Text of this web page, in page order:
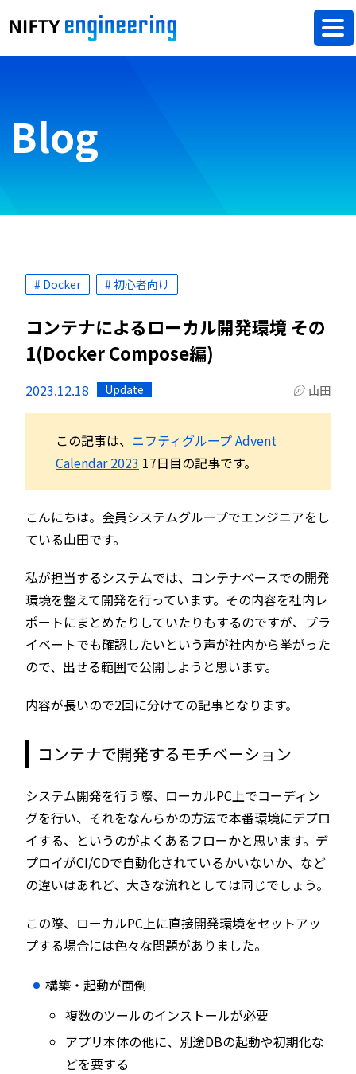
Blog
# Docker # 初心者向け
コンテナによるローカル開発環境 その
1(Docker Compose編)
2023.12.18 Update 山田
この記事は、 ニフティグループ Advent
Calendar 2023 17日目の記事です。
こんにちは。会員システムグループでエンジニアをし
ている山田です。
私が担当するシステムでは、コンテナベースでの開発
環境を整えて開発を行っています。その内容を社内レ
ポートにまとめたりしていたりもするのですが、プラ
イベートでも確認したいという声が社内から挙がった
ので、出せる範囲で公開しようと思います。
内容が長いので2回に分けての記事となります。
コンテナで開発するモチベーション
システム開発を行う際、ローカルPC上でコーディン
グを行い、それをなんらかの方法で本番環境にデプロ
イする、というのがよくあるフローかと思います。デ
プロイがCI/CDで自動化されているかいないか、など
の違いはあれど、大きな流れとしては同じでしょう。
この際、ローカルPC上に直接開発環境をセットアッ
プする場合には色々な問題がありました。
構築・起動が面倒
複数のツールのインストールが必要
アプリ本体の他に、別途DBの起動や初期化な
どを要する